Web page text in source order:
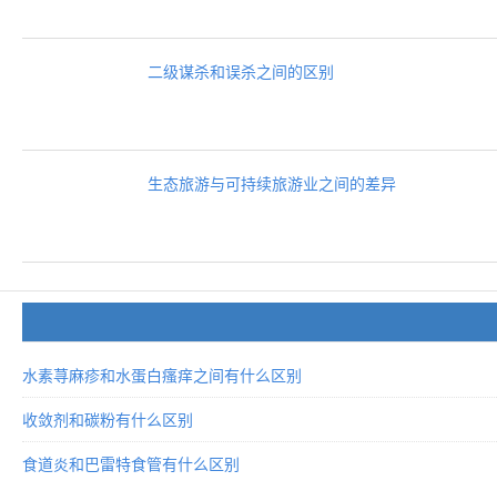
二级谋杀和误杀之间的区别
生态旅游与可持续旅游业之间的差异
水素荨麻疹和水蛋白瘙痒之间有什么区别
收敛剂和碳粉有什么区别
食道炎和巴雷特食管有什么区别